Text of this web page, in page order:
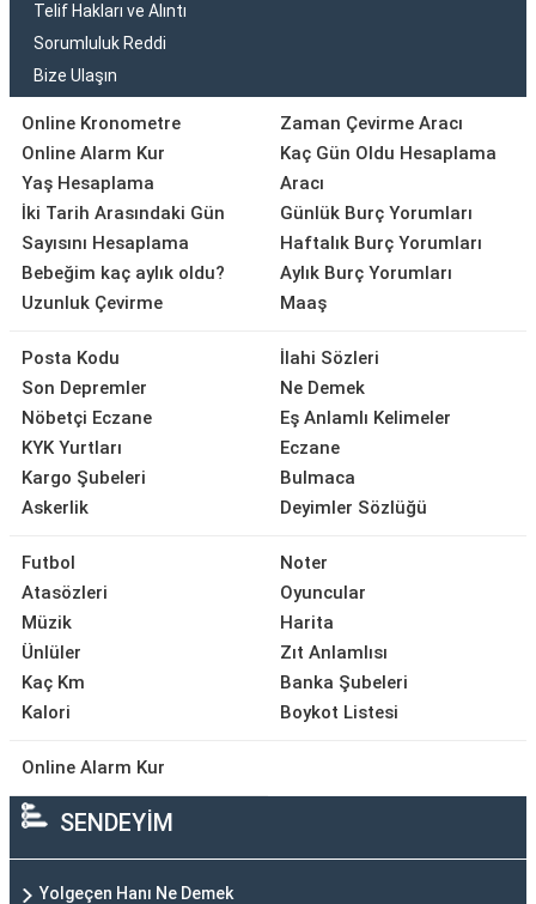
Telif Hakları ve Alıntı
Sorumluluk Reddi
Bize Ulaşın
Online Kronometre
Online Alarm Kur
Yaş Hesaplama
İki Tarih Arasındaki Gün
Sayısını Hesaplama
Bebeğim kaç aylık oldu?
Uzunluk Çevirme
Zaman Çevirme Aracı
Kaç Gün Oldu Hesaplama
Aracı
Günlük Burç Yorumları
Haftalık Burç Yorumları
Aylık Burç Yorumları
Maaş
Posta Kodu
Son Depremler
Nöbetçi Eczane
KYK Yurtları
Kargo Şubeleri
Askerlik
İlahi Sözleri
Ne Demek
Eş Anlamlı Kelimeler
Eczane
Bulmaca
Deyimler Sözlüğü
Futbol
Atasözleri
Müzik
Ünlüler
Kaç Km
Kalori
Noter
Oyuncular
Harita
Zıt Anlamlısı
Banka Şubeleri
Boykot Listesi
Online Alarm Kur
SENDEYİM
Yolgeçen Hanı Ne Demek